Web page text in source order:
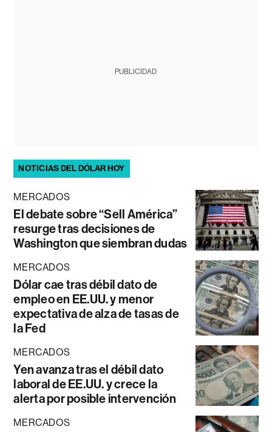
PUBLICIDAD
NOTICIAS DEL DÓLAR HOY
MERCADOS
El debate sobre “Sell América”
resurge tras decisiones de
Washington que siembran dudas
MERCADOS
Dólar cae tras débil dato de
empleo en EE.UU. y menor
expectativa de alza de tasas de
la Fed
MERCADOS
Yen avanza tras el débil dato
laboral de EE.UU. y crece la
alerta por posible intervención
MERCADOS